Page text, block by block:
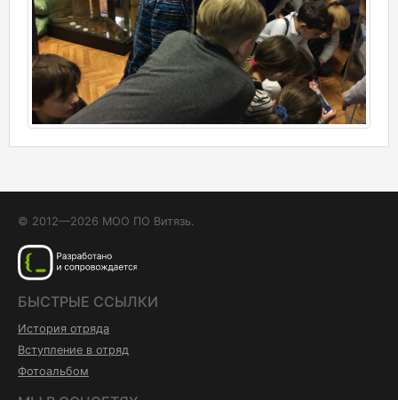
© 2012—2026 МОО ПО Витязь.
БЫСТРЫЕ ССЫЛКИ
История отряда
Вступление в отряд
Фотоальбом